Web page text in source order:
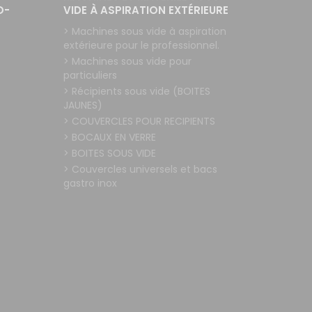
VIDE À ASPIRATION EXTÉRIEURE
> Machines sous vide à aspiration
extérieure pour le professionnel.
> Machines sous vide pour
particuliers
> Récipients sous vide (BOITES
JAUNES)
> COUVERCLES POUR RECIPIENTS
> BOCAUX EN VERRE
> BOITES SOUS VIDE
> Couvercles universels et bacs
gastro inox